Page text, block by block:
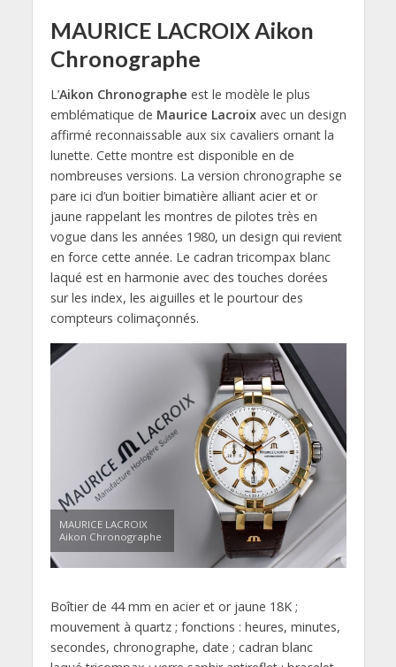
MAURICE LACROIX Aikon
Chronographe
L’Aikon Chronographe est le modèle le plus
emblématique de Maurice Lacroixavec un design
affirmé reconnaissable aux six cavaliers ornant la
lunette. Cette montre est disponible en de
nombreuses versions. La version chronographe se
pare ici d’un boitier bimatière alliant acier et or
jaune rappelant les montres de pilotes très en
vogue dans les années 1980, un design qui revient
en force cette année. Le cadran tricompax blanc
laqué est en harmonie avec des touches dorées
sur les index, les aiguilles et le pourtour des
compteurs colimaçonnés.
MAURICE LACROIX
Aikon Chronographe
Boîtier de 44 mm en acier et or jaune 18K ;
mouvement à quartz ; fonctions : heures, minutes,
secondes, chronographe, date ; cadran blanc